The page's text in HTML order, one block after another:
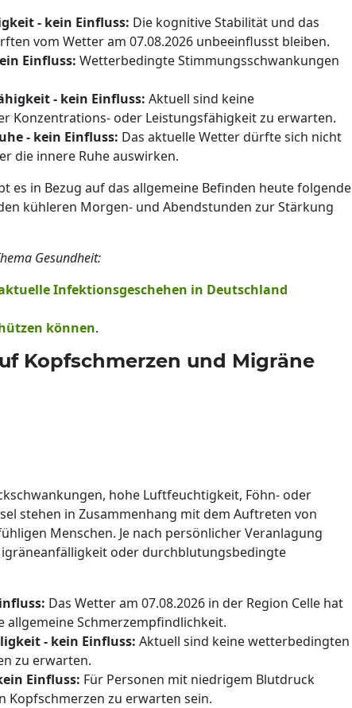
- kein Einfluss: Die kognitive Stabilität und das
vom Wetter am 07.08.2026 unbeeinflusst bleiben.
Einfluss: Wetterbedingte Stimmungsschwankungen
- kein Einfluss: Aktuell sind keine
Konzentrations- oder Leistungsfähigkeit zu erwarten.
- kein Einfluss: Das aktuelle Wetter dürfte sich nicht
die innere Ruhe auswirken.
es in Bezug auf das allgemeine Befinden heute folgende
kühleren Morgen- und Abendstunden zur Stärkung
Gesundheit:
Infektionsgeschehen in Deutschland
können.
Kopfschmerzen und Migräne
hohe Luftfeuchtigkeit, Föhn- oder
stehen in Zusammenhang mit dem Auftreten von
Menschen. Je nach persönlicher Veranlagung
oder durchblutungsbedingte
Das Wetter am 07.08.2026 in der Region Celle hat
allgemeine Schmerzempfindlichkeit.
- kein Einfluss: Aktuell sind keine wetterbedingten
zu erwarten.
Einfluss: Für Personen mit niedrigem Blutdruck
zu erwarten sein.